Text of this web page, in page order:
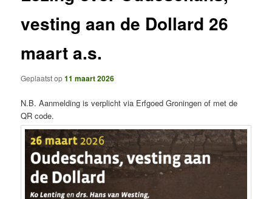
vesting aan de Dollard 26
maart a.s.
Geplaatst op11 maart 2026
N.B. Aanmelding is verplicht via Erfgoed Groningen of met de
QR code.